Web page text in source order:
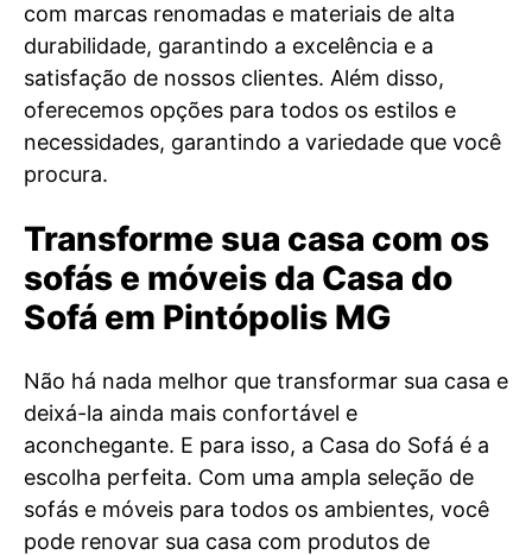
com marcas renomadas e materiais de alta
durabilidade, garantindo a excelência e a
satisfação de nossos clientes. Além disso,
oferecemos opções para todos os estilos e
necessidades, garantindo a variedade que você
procura.
Transforme sua casa com os
sofás e móveis da Casa do
Sofá em Pintópolis MG
Não há nada melhor que transformar sua casa e
deixá-la ainda mais confortável e
aconchegante. E para isso, a Casa do Sofá é a
escolha perfeita. Com uma ampla seleção de
sofás e móveis para todos os ambientes, você
pode renovar sua casa com produtos de